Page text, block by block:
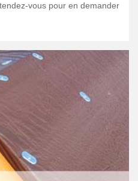
vous pour en demander